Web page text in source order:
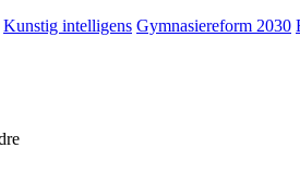
Kunstig intelligens Gymnasiereform 2030